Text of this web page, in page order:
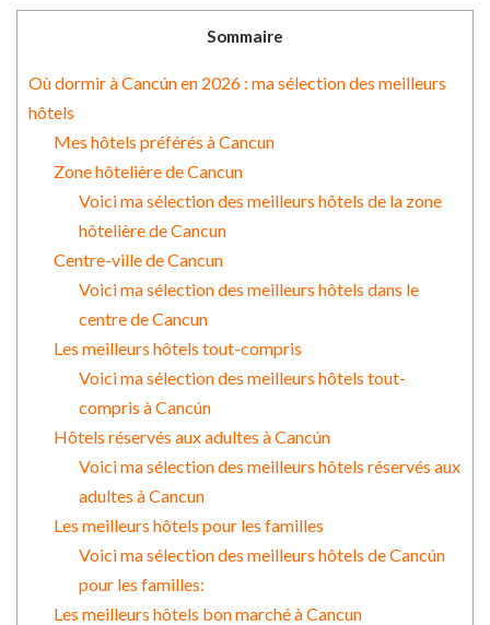
Sommaire
Où dormir à Cancún en 2026 : ma sélection des meilleurs
hôtels
Mes hôtels préférés à Cancun
Zone hôtelière de Cancun
Voici ma sélection des meilleurs hôtels de la zone
hôtelière de Cancun
Centre-ville de Cancun
Voici ma sélection des meilleurs hôtels dans le
centre de Cancun
Les meilleurs hôtels tout-compris
Voici ma sélection des meilleurs hôtels tout-
compris à Cancún
Hôtels réservés aux adultes à Cancún
Voici ma sélection des meilleurs hôtels réservés aux
adultes à Cancun
Les meilleurs hôtels pour les familles
Voici ma sélection des meilleurs hôtels de Cancún
pour les familles:
Les meilleurs hôtels bon marché à Cancun